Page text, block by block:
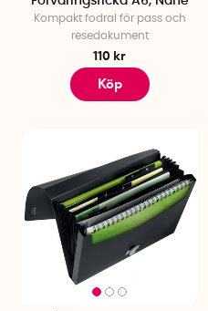
Kompakt fodral för pass och
resedokument
110 kr
Köp